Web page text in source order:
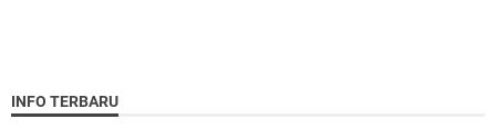
INFO TERBARU